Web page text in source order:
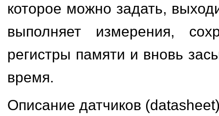
которое можно задать,
выполняет измерения,
регистры памяти и вновь
время.
Описание датчиков